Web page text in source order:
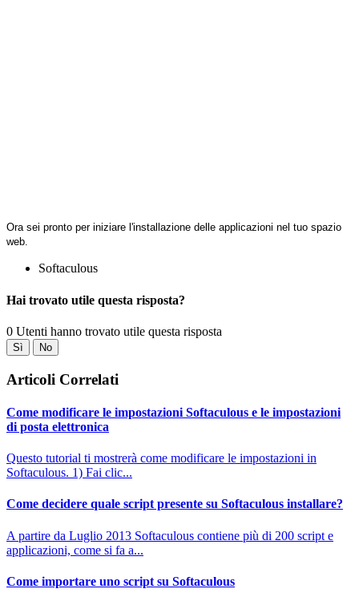
Ora sei pronto per iniziare l'installazione delle applicazioni nel tuo spazio
web.
Softaculous
Hai trovato utile questa risposta?
0 Utenti hanno trovato utile questa risposta
Sì No
Articoli Correlati
Come modificare le impostazioni Softaculous e le impostazioni
di posta elettronica
Questo tutorial ti mostrerà come modificare le impostazioni in
Softaculous. 1) Fai clic...
Come decidere quale script presente su Softaculous installare?
A partire da Luglio 2013 Softaculous contiene più di 200 script e
applicazioni, come si fa a...
Come importare uno script su Softaculous